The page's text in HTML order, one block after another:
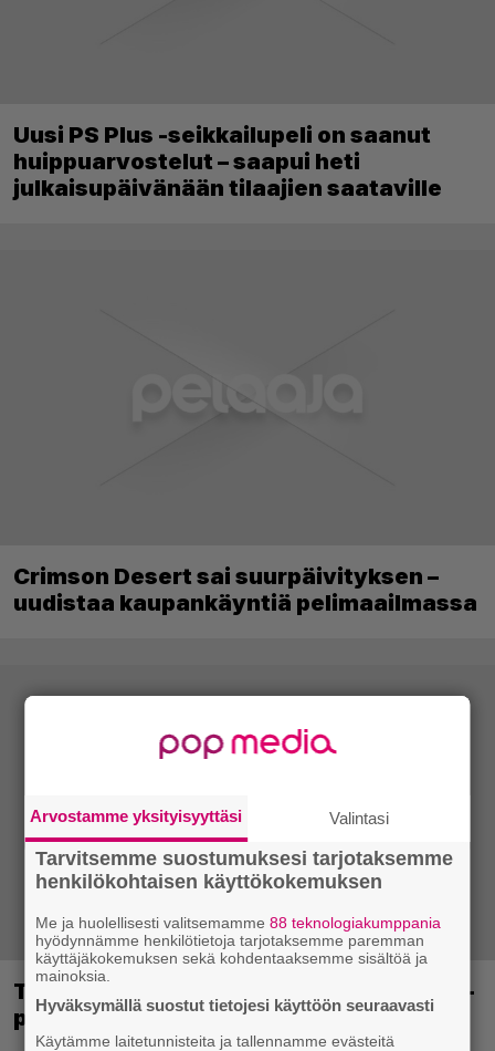
Uusi PS Plus -seikkailupeli on saanut
huippuarvostelut – saapui heti
julkaisupäivänään tilaajien saataville
Crimson Desert sai suurpäivityksen –
uudistaa kaupankäyntiä pelimaailmassa
Tässä ovat seuraavat Xbox Game Pass -
pelit
Arvostamme yksityisyyttäsi Valintasi
Tarvitsemme suostumuksesi tarjotaksemme
henkilökohtaisen käyttökokemuksen
Me ja huolellisesti valitsemamme88 teknologiakumppania
hyödynnämme henkilötietoja tarjotaksemme paremman
käyttäjäkokemuksen sekä kohdentaaksemme sisältöä ja
mainoksia.
Hyväksymällä suostut tietojesi käyttöön seuraavasti
Käytämme laitetunnisteita ja tallennamme evästeitä